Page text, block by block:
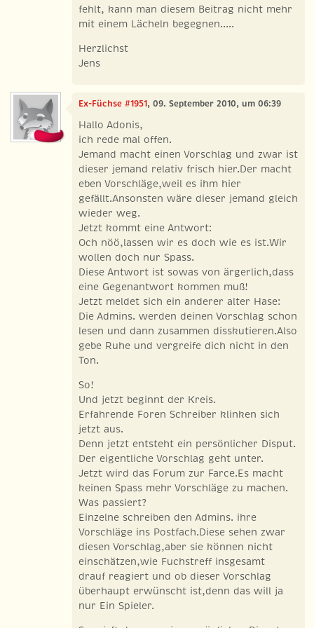
fehlt, kann man diesem Beitrag nicht mehr
mit einem Lächeln begegnen.....
Herzlichst
Jens
Ex-Füchse #1951, 09. September 2010, um 06:39
Hallo Adonis,
ich rede mal offen.
Jemand macht einen Vorschlag und zwar ist
dieser jemand relativ frisch hier.Der macht
eben Vorschläge,weil es ihm hier
gefällt.Ansonsten wäre dieser jemand gleich
wieder weg.
Jetzt kommt eine Antwort:
Och nöö,lassen wir es doch wie es ist.Wir
wollen doch nur Spass.
Diese Antwort ist sowas von ärgerlich,dass
eine Gegenantwort kommen muß!
Jetzt meldet sich ein anderer alter Hase:
Die Admins. werden deinen Vorschlag schon
lesen und dann zusammen disskutieren.Also
gebe Ruhe und vergreife dich nicht in den
Ton.
So!
Und jetzt beginnt der Kreis.
Erfahrende Foren Schreiber klinken sich
jetzt aus.
Denn jetzt entsteht ein persönlicher Disput.
Der eigentliche Vorschlag geht unter.
Jetzt wird das Forum zur Farce.Es macht
keinen Spass mehr Vorschläge zu machen.
Was passiert?
Einzelne schreiben den Admins. ihre
Vorschläge ins Postfach.Diese sehen zwar
diesen Vorschlag,aber sie können nicht
einschätzen,wie Fuchstreff insgesamt
drauf reagiert und ob dieser Vorschlag
überhaupt erwünscht ist,denn das will ja
nur Ein Spieler.